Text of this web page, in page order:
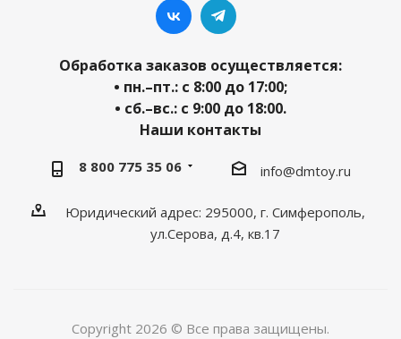
Обработка заказов осуществляется:
• пн.–пт.: с 8:00 до 17:00;
• сб.–вс.: с 9:00 до 18:00.
Наши контакты
8 800 775 35 06 info@dmtoy.ru
Юридический адрес: 295000, г. Симферополь,
ул.Серова, д.4, кв.17
Copyright 2026 © Все права защищены.